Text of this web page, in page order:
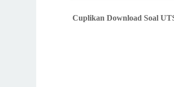
Cuplikan Download Soal